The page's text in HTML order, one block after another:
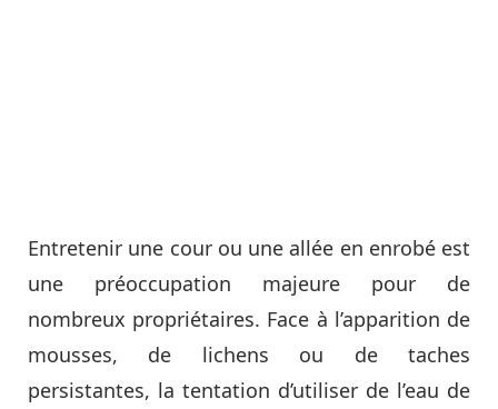
Entretenir une cour ou une allée en enrobé est
une préoccupation majeure pour de
nombreux propriétaires. Face à l’apparition de
mousses, de lichens ou de taches
persistantes, la tentation d’utiliser de l’eau de